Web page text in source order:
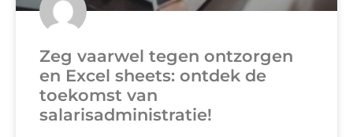
Zeg vaarwel tegen ontzorgen
en Excel sheets: ontdek de
toekomst van
salarisadministratie!